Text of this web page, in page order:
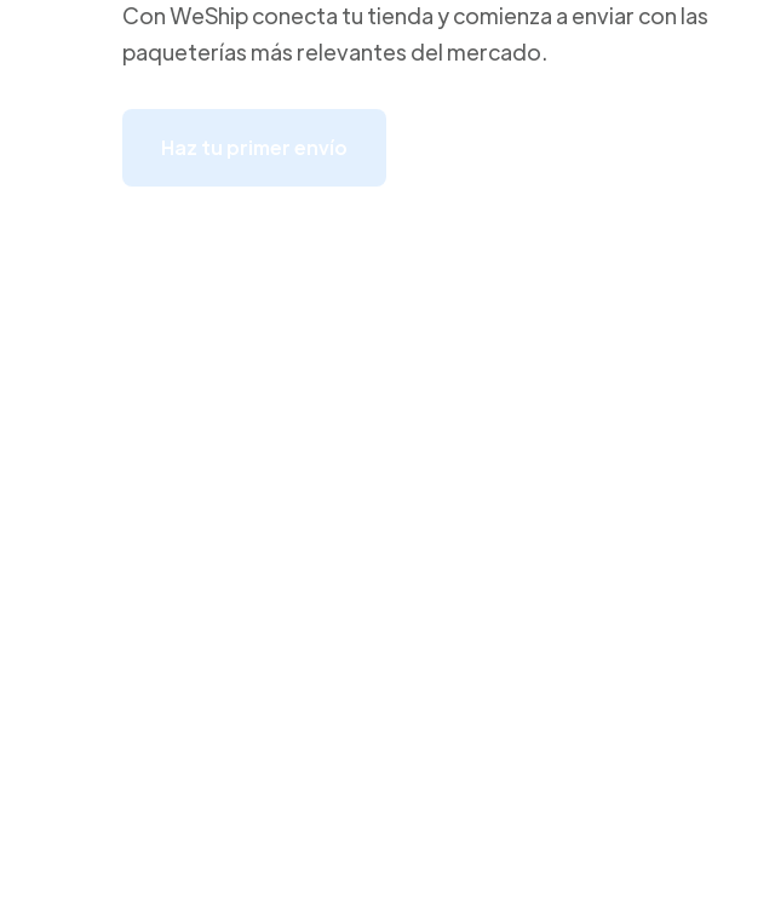
Con WeShip conecta tu tienda y comienza a enviar con las
paqueterías más relevantes del mercado.
Haz tu primer envío